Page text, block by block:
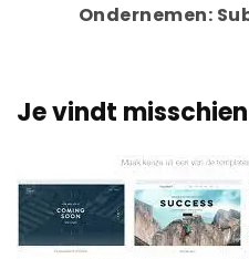
Ondernemen:
Je vindt